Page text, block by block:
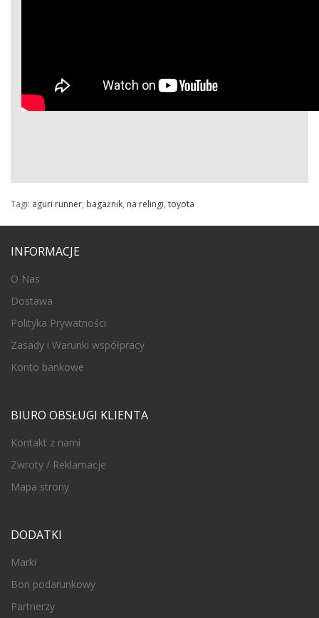
Tagi: aguri runner, bagażnik, na relingi, toyota
INFORMACJE
O Nas
Dostawa
Polityka Prywatności
Zasady i Warunki współpracy
Konto bankowe
BIURO OBSŁUGI KLIENTA
Kontakt z nami
Zwroty / Reklamacje
Mapa strony
DODATKI
Marki
Bon podarunkowy
Partnerzy